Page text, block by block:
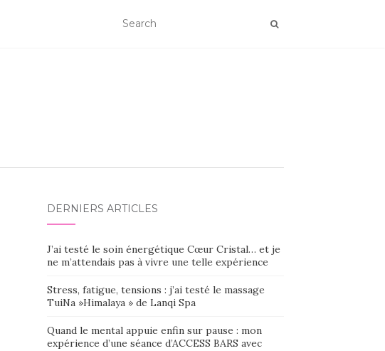
DERNIERS ARTICLES
J’ai testé le soin énergétique Cœur Cristal… et je
ne m’attendais pas à vivre une telle expérience
Stress, fatigue, tensions : j’ai testé le massage
TuiNa »Himalaya » de Lanqi Spa
Quand le mental appuie enfin sur pause : mon
expérience d’une séance d’ACCESS BARS avec